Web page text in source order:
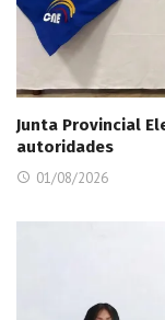
Junta Provincial
autoridades
01/08/2026